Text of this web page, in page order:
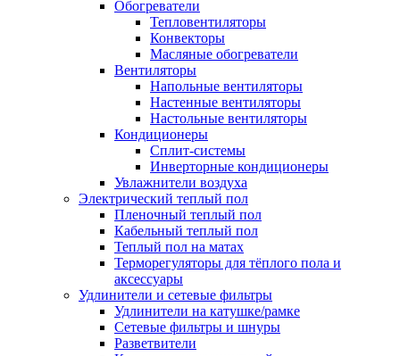
Обогреватели
Тепловентиляторы
Конвекторы
Масляные обогреватели
Вентиляторы
Напольные вентиляторы
Настенные вентиляторы
Настольные вентиляторы
Кондиционеры
Сплит-системы
Инверторные кондиционеры
Увлажнители воздуха
Электрический теплый пол
Пленочный теплый пол
Кабельный теплый пол
Теплый пол на матах
Терморегуляторы для тёплого пола и
аксессуары
Удлинители и сетевые фильтры
Удлинители на катушке/рамке
Сетевые фильтры и шнуры
Разветвители